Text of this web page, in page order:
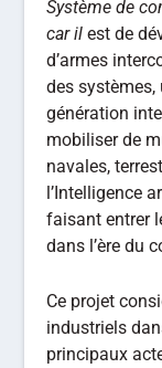
Système de
car il est de
d’armes
des
génération
mobiliser de
navales,
l’Intelligence
faisant entrer
dans l’ère du
Ce projet
industriels
principaux